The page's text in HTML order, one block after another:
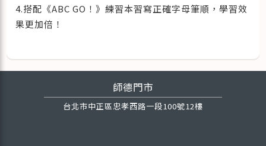
4.搭配《ABC GO！》練習本習寫正確字母筆順，學習效
果更加倍！
師德門市
台北市中正區忠孝西路一段100號12樓